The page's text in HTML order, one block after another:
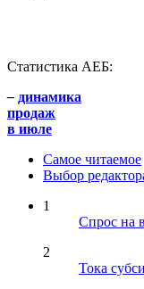
Статистика АЕБ:
– динамика
продаж
в июле
Самое читаемое
Выбор
1
Спрос на
2
Тока